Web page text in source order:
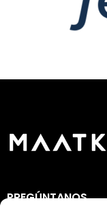
PREGÚNTANOS